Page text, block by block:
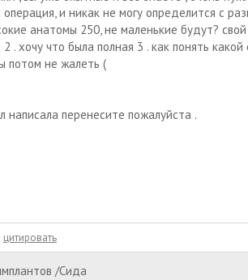
и никак не могу определится с
анатомы 250, не маленькие будут?
. хочу что была полная 3 . как понять
потом не жалеть (
написала перенесите пожалуйста .
цитировать
/Сида